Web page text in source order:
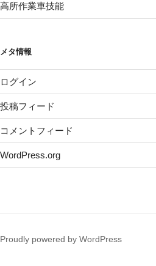
高所作業車技能
メタ情報
ログイン
投稿フィード
コメントフィード
WordPress.org
Proudly powered by WordPress